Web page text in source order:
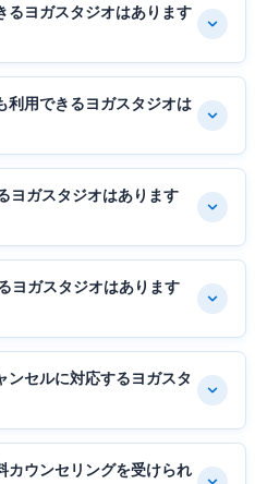
るヨガスタジオはあります
利用できるヨガスタジオは
ヨガスタジオはあります
ヨガスタジオはあります
ンセルに対応するヨガスタ
カウンセリングを受けられ